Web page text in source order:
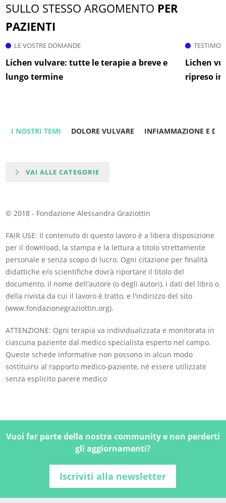
SULLO STESSO ARGOMENTO PER
PAZIENTI
LE VOSTRE DOMANDE
Lichen vulvare: tutte le terapie a breve e
lungo termine
Lichen
ripreso
I NOSTRI TEMI DOLORE VULVARE INFIAMMAZIONE E
VAI ALLE CATEGORIE
© 2018 - Fondazione Alessandra Graziottin
FAIR USE: Il contenuto di questo lavoro è a libera disposizione
per il download, la stampa e la lettura a titolo strettamente
personale e senza scopo di lucro. Ogni citazione per finalità
didattiche e/o scientifiche dovrà riportare il titolo del
documento, il nome dell'autore (o degli autori), i dati del libro o
della rivista da cui il lavoro è tratto, e l'indirizzo del sito
(www.fondazionegraziottin.org).
ATTENZIONE: Ogni terapia va individualizzata e monitorata in
ciascuna paziente dal medico specialista esperto nel campo.
Queste schede informative non possono in alcun modo
sostituirsi al rapporto medico-paziente, né essere utilizzate
senza esplicito parere medico
Vuoi far parte della nostra community e non perderti
gli aggiornamenti?
Iscriviti alla newsletter